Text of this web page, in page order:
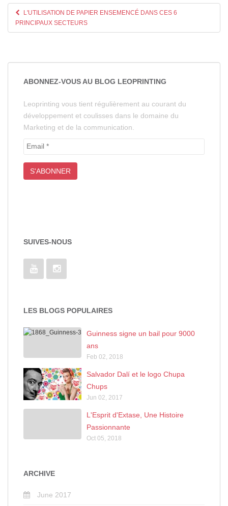
L'UTILISATION DE PAPIER ENSEMENCÉ DANS CES 6
PRINCIPAUX SECTEURS
ABONNEZ-VOUS AU BLOG LEOPRINTING
Leoprinting vous tient régulièrement au courant du
développement et coulisses dans le domaine du
Marketing et de la communication.
SUIVES-NOUS
LES BLOGS POPULAIRES
Guinness signe un bail pour 9000
ans
Feb 02, 2018
Salvador Dalí et le logo Chupa
Chups
Jun 02, 2017
L'Esprit d'Extase, Une Histoire
Passionnante
Oct 05, 2018
ARCHIVE
June 2017